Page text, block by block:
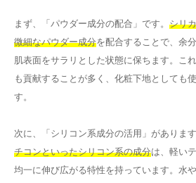
まず、「パウダー成分の配合」です。 シリ
微細なパウダー成分を配合することで、余
肌表面をサラリとした状態に保ちます。こ
も貢献することが多く、化粧下地としても
す。
次に、「シリコン系成分の活用」があります
チコンといったシリコン系の成分は、軽い
均一に伸び広がる特性を持っています。水